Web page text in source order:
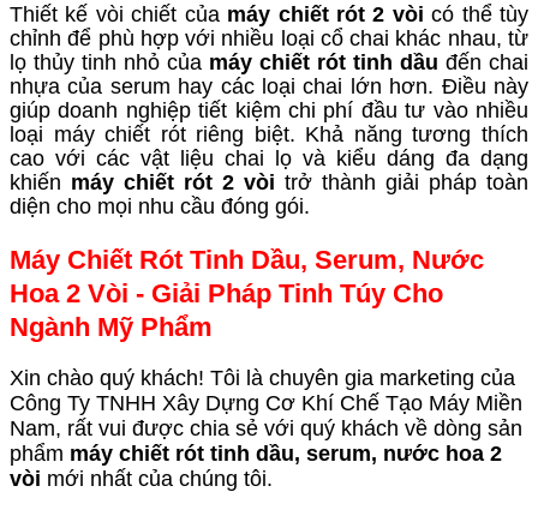
Thiết kế vòi chiết của máy chiết rót 2 vòi có thể tùy
chỉnh để phù hợp với nhiều loại cổ chai khác nhau, từ
lọ thủy tinh nhỏ của máy chiết rót tinh dầu đến chai
nhựa của serum hay các loại chai lớn hơn. Điều này
giúp doanh nghiệp tiết kiệm chi phí đầu tư vào nhiều
loại máy chiết rót riêng biệt. Khả năng tương thích
cao với các vật liệu chai lọ và kiểu dáng đa dạng
khiến máy chiết rót 2 vòi trở thành giải pháp toàn
diện cho mọi nhu cầu đóng gói.
Máy Chiết Rót Tinh Dầu, Serum, Nước
Hoa 2 Vòi - Giải Pháp Tinh Túy Cho
Ngành Mỹ Phẩm
Xin chào quý khách! Tôi là chuyên gia marketing của
Công Ty TNHH Xây Dựng Cơ Khí Chế Tạo Máy Miền
Nam, rất vui được chia sẻ với quý khách về dòng sản
phẩm máy chiết rót tinh dầu, serum, nước hoa 2
vòi mới nhất của chúng tôi.